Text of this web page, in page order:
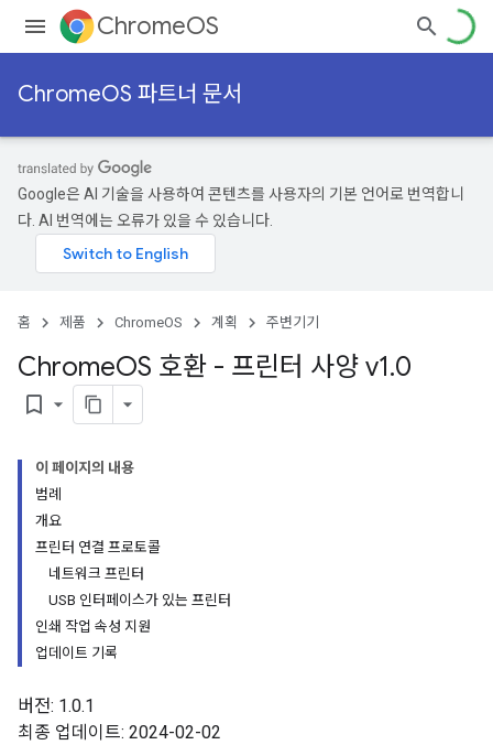
ChromeOS
ChromeOS 파트너 문서
Google은 AI 기술을 사용하여 콘텐츠를 사용자의 기본 언어로 번역합니
다. AI 번역에는 오류가 있을 수 있습니다.
홈 제품 ChromeOS 계획 주변기기
ChromeOS 호환 - 프린터 사양 v1.0
bookmark_border
이 페이지의 내용
범례
개요
프린터 연결 프로토콜
네트워크 프린터
USB 인터페이스가 있는 프린터
인쇄 작업 속성 지원
업데이트 기록
버전: 1.0.1
최종 업데이트: 2024-02-02